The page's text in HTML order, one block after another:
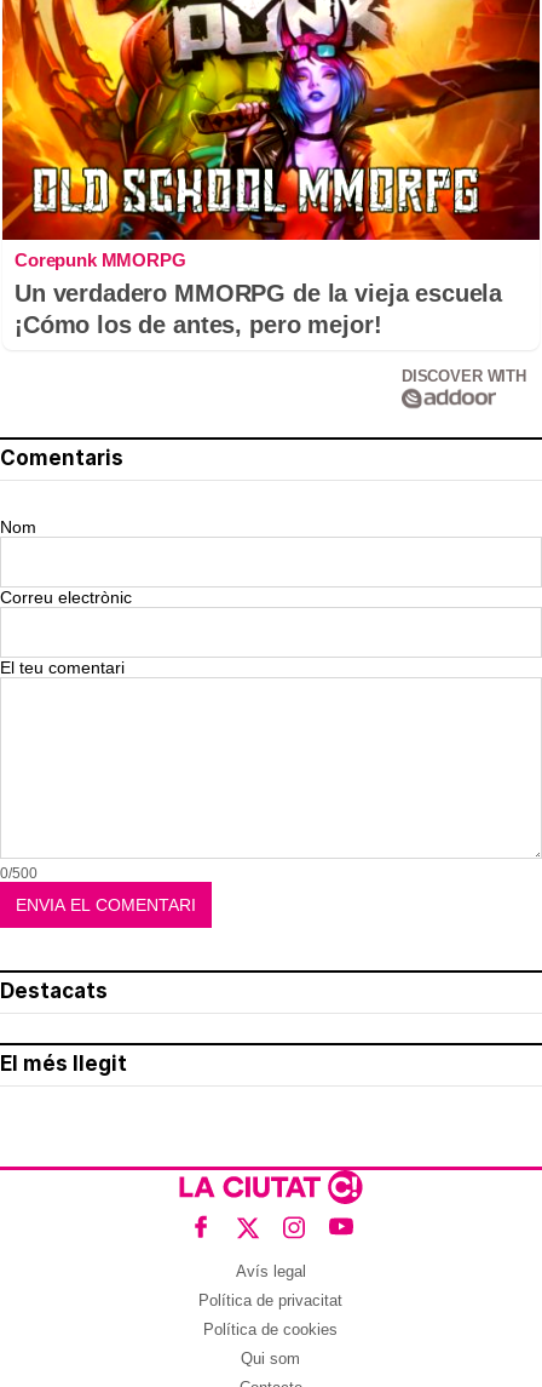
Corepunk MMORPG
Un verdadero MMORPG de la vieja escuela
¡Cómo los de antes, pero mejor!
DISCOVER WITH
Comentaris
Nom
Correu electrònic
El teu comentari
0/500
Destacats
El més llegit
Avís legal
Política de privacitat
Política de cookies
Qui som